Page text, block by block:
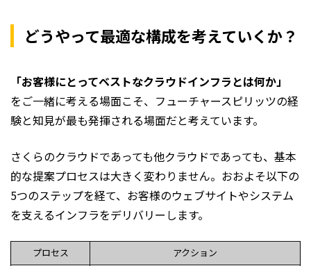
どうやって最適な構成を考えていくか？
「お客様にとってベストなクラウドインフラとは何か」
をご一緒に考える場面こそ、フューチャースピリッツの経
験と知見が最も発揮される場面だと考えています。
さくらのクラウドであっても他クラウドであっても、基本
的な提案プロセスは大きく変わりません。おおよそ以下の
5つのステップを経て、お客様のウェブサイトやシステム
を支えるインフラをデリバリーします。
プロセス アクション